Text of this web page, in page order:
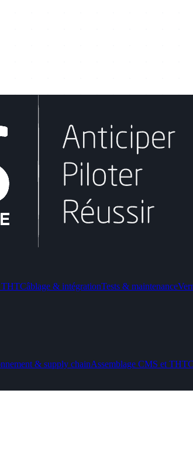
THTCâblage & intégrationTests & maintenance
& supply chainAssemblage CMS et THT